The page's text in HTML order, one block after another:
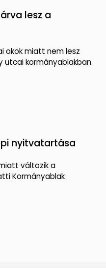
lesz a
okok miatt nem lesz
kormányablakban.
nyitvatartása
változik a
Kormányablak